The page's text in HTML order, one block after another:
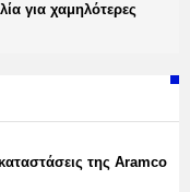
για χαμηλότερες
της Aramco